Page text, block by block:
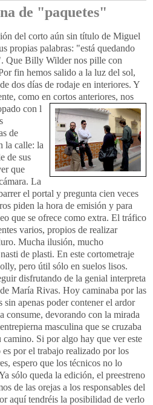
de "paquetes"
del corto aún sin título de Miguel
propias palabras: "está quedando
Que Billy Wilder nos pille con
fin hemos salido a la luz del sol,
dos días de rodaje en interiores. Y
como en cortos anteriores, nos
con l
de
la calle: la
de sus
que
La
el portal y pregunta cien veces
piden la hora de emisión y para
que se ofrece como extra. El tráfico
varios, propios de realizar
Mucha ilusión, mucho
de plasti. En este cortometraje
pero útil sólo en suelos lisos.
disfrutando de la genial interpreta
María Rivas. Hoy caminaba por las
sin apenas poder contener el ardor
consume, devorando con la mirada
masculina que se cruzaba
camino. Si por algo hay que ver este
es por el trabajo realizado por los
espero que los técnicos no lo
sólo queda la edición, el preestreno
de las orejas a los responsables del
aquí tendréis la posibilidad de verlo